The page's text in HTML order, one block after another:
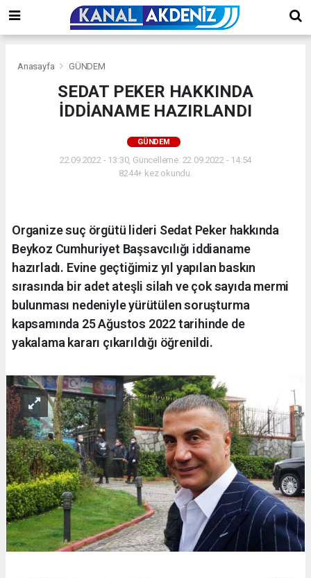
Anasayfa GÜNDEM
SEDAT PEKER HAKKINDA
İDDİANAME HAZIRLANDI
GÜNDEM
22.09.2022 - 13:30, Güncelleme: 22.09.2022 - 14:54
8244+ kez okundu.
Organize suç örgütü lideri Sedat Peker hakkında
Beykoz Cumhuriyet Başsavcılığı iddianame
hazırladı. Evine geçtiğimiz yıl yapılan baskın
sırasında bir adet ateşli silah ve çok sayıda mermi
bulunması nedeniyle yürütülen soruşturma
kapsamında 25 Ağustos 2022 tarihinde de
yakalama kararı çıkarıldığı öğrenildi.